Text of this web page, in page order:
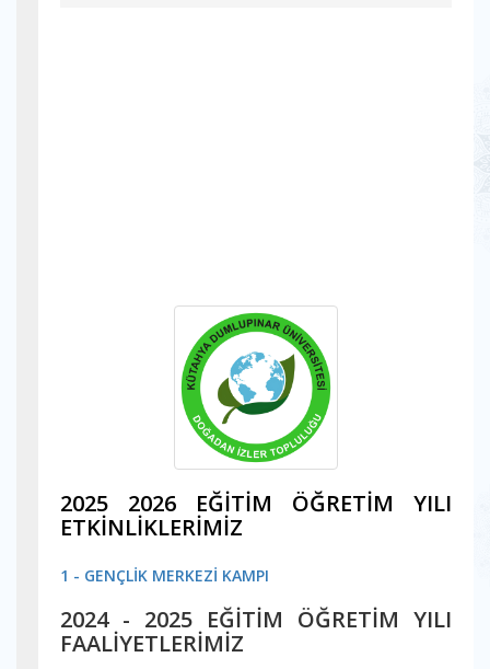
2025 2026 EĞİTİM ÖĞRETİM YILI
ETKİNLİKLERİMİZ
1 - GENÇLİK MERKEZİ KAMPI
2024 - 2025 EĞİTİM ÖĞRETİM YILI
FAALİYETLERİMİZ